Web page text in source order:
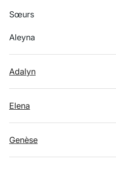
Sœurs
Aleyna
Adalyn
Elena
Genèse